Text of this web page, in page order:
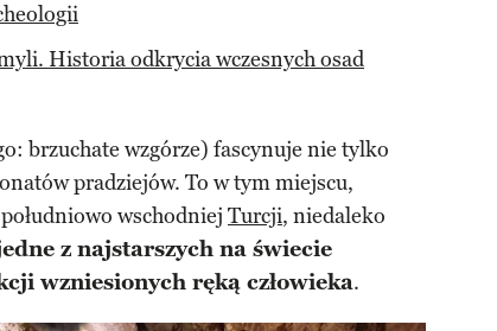
Historia odkrycia wczesnych osad
brzuchate wzgórze) fascynuje nie tylko
pradziejów. To w tym miejscu,
wschodniej Turcji, niedaleko
z najstarszych na świecie
wzniesionych ręką człowieka.